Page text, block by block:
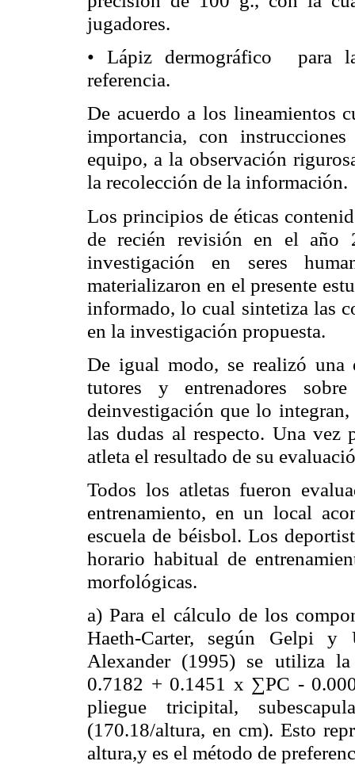
jugadores.
• Lápiz dermográfico para la
referencia.
De acuerdo a los lineamientos
importancia, con
equipo, a la observación
la recolección de la información.
Los principios de éticas
de recién revisión en el año
investigación en seres
materializaron en el presente
informado, lo cual sintetiza las
en la investigación propuesta.
De igual modo, se realizó una
tutores y entrenadores
deinvestigación que lo
las dudas al respecto. Una vez
atleta el resultado de su
Todos los atletas fueron
entrenamiento, en un local
escuela de béisbol. Los
horario habitual de
morfológicas.
a) Para el cálculo de los
Haeth-Carter, según Gelpi y
Alexander (1995) se utiliza
0.7182 + 0.1451 x ∑PC -
pliegue tricipital,
(170.18/altura, en cm). Esto
altura,y es el método de